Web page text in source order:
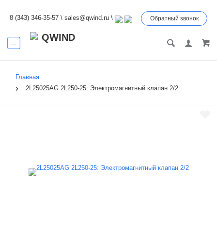
8 (343) 346-35-57 \ sales@qwind.ru \ Обратный звонок
Главная
2L25025AG 2L250-25: Электромагнитный клапан 2/2